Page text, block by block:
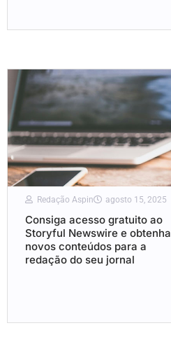
Redação Aspin agosto 15, 2025
Consiga acesso gratuito ao
Storyful Newswire e obtenha
novos conteúdos para a
redação do seu jornal